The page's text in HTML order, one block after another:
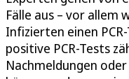
Fälle aus – vor allem
Infizierten einen
positive PCR-Tests
Nachmeldungen